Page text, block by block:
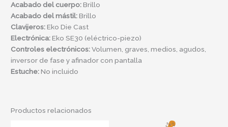
Acabado del cuerpo:Brillo
Acabado del mástil:Brillo
Clavijeros:Eko Die Cast
Electrónica:Eko SE30 (eléctrico-piezo)
Controles electrónicos:Volumen, graves, medios, agudos,
inversor de fase y afinador con pantalla
Estuche:No incluido
Productos relacionados